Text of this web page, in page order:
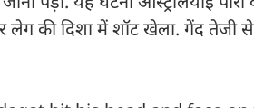
लेग की दिशा में शॉट खेला. गेंद तेजी